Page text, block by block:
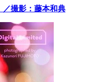
／撮影：藤本和典